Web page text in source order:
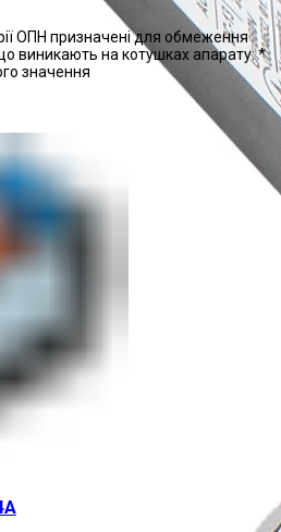
ОПН призначені для обмеження
виникають на котушках апарату: *
значення